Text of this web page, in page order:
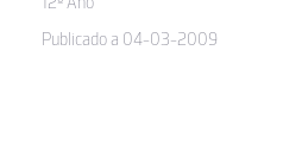
Publicado a 04-03-2009